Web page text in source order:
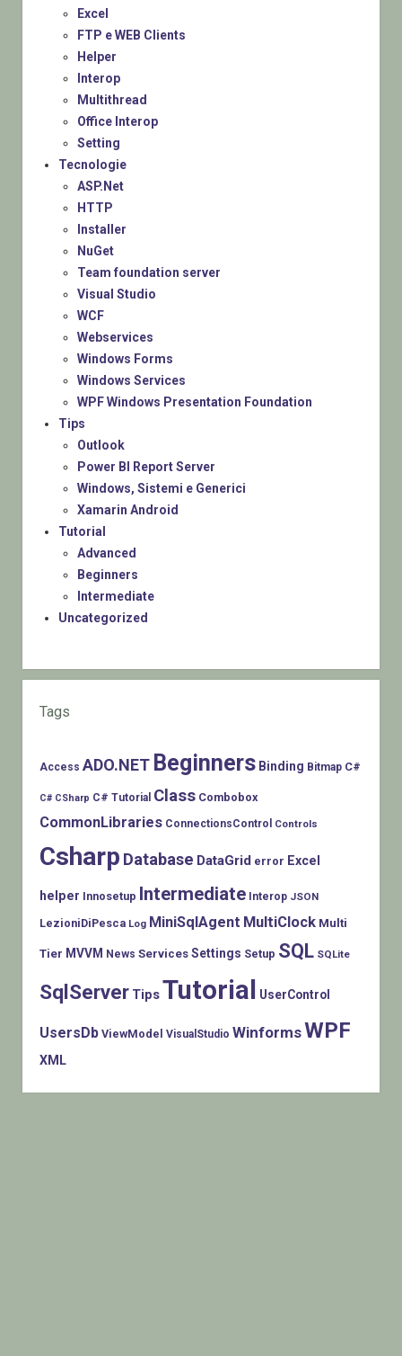
Excel
FTP e WEB Clients
Helper
Interop
Multithread
Office Interop
Setting
Tecnologie
ASP.Net
HTTP
Installer
NuGet
Team foundation server
Visual Studio
WCF
Webservices
Windows Forms
Windows Services
WPF Windows Presentation Foundation
Tips
Outlook
Power BI Report Server
Windows, Sistemi e Generici
Xamarin Android
Tutorial
Advanced
Beginners
Intermediate
Uncategorized
Tags
Access ADO.NET Beginners Binding Bitmap C#
C# CSharp C# Tutorial Class Combobox
CommonLibraries ConnectionsControl Controls
Csharp Database DataGrid error Excel
helper Innosetup Intermediate Interop JSON
LezioniDiPesca Log MiniSqlAgent MultiClock Multi
Tier MVVM News Services Settings Setup SQL SQLite
SqlServer TipsTutorial UserControl
UsersDb ViewModel VisualStudio WinformsWPF
XML